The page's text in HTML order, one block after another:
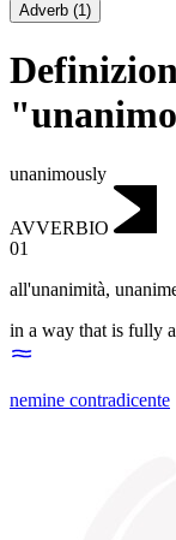
Adverb (1)
unanimously
AVVERBIO
01
all'unanimità,
in a way that is fully
nemine contradicente